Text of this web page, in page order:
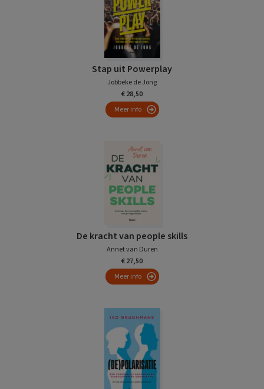
Stap uit Powerplay
Jobbeke de Jong
€ 28,50
Meer info
De kracht van people skills
Annet van Duren
€ 27,50
Meer info